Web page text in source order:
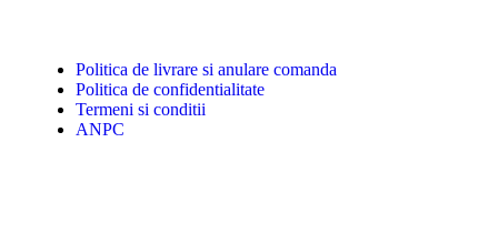
Politica de livrare si anulare comanda
Politica de confidentialitate
Termeni si conditii
ANPC